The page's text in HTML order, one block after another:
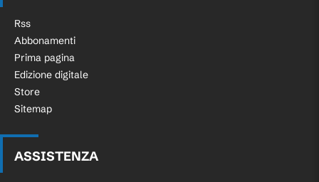
Rss
Abbonamenti
Prima pagina
Edizione digitale
Store
Sitemap
ASSISTENZA